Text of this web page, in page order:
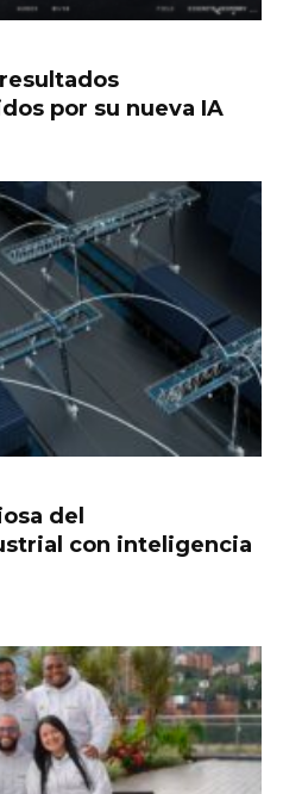
por su nueva IA
del
con inteligencia